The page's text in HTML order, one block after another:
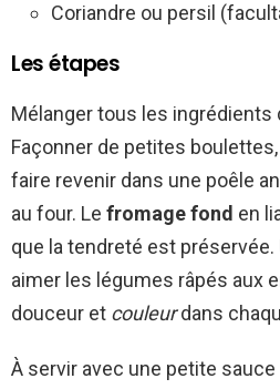
Coriandre ou persil
Les étapes
Mélanger tous les ingrédients
Façonner de petites
faire revenir dans une poêle
au four. Le fromage fond en
que la tendreté est
aimer les légumes râpés aux
douceur et couleurdans
À servir avec une petite sauce